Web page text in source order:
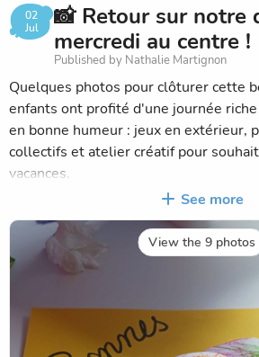
02
Jul
📸 Retour sur notre
mercredi au centre !
Published by Nathalie Martignon
Quelques photos pour clôturer cette
enfants ont profité d'une journée
en bonne humeur : jeux en extérieur,
collectifs et atelier créatif pour
vacances.
Ils ont également participé avec
fabrication d'une batterie en
réalisée avec Dylan. Un beau projet
permis de laisser parler leur créativité
instrument.
Merci à tous les enfants pour leur
Nous vous souhaitons de très belles
avons hâte de vous retrouver
See more
View the 9 photos